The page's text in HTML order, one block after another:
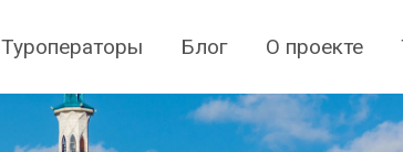
Туроператоры Блог О проекте